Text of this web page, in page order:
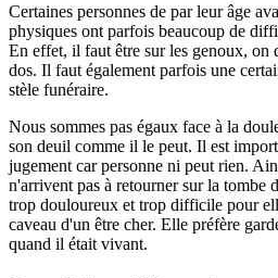
Certaines personnes de par leur âge
physiques ont parfois beaucoup de
En effet, il faut être sur les genoux, on
dos. Il faut également parfois une
stèle funéraire.
Nous sommes pas égaux face à la
son deuil comme il le peut. Il est
jugement car personne ni peut rien.
n'arrivent pas à retourner sur la tombe
trop douloureux et trop difficile pour
caveau d'un être cher. Elle préfère
quand il était vivant.